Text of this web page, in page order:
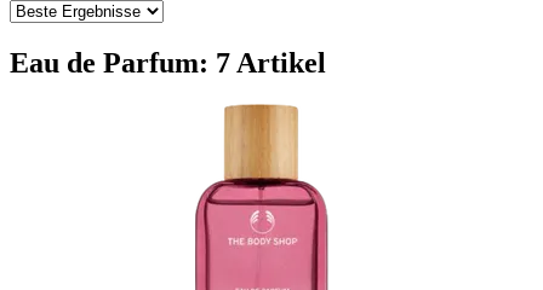
Eau de Parfum: 7 Artikel